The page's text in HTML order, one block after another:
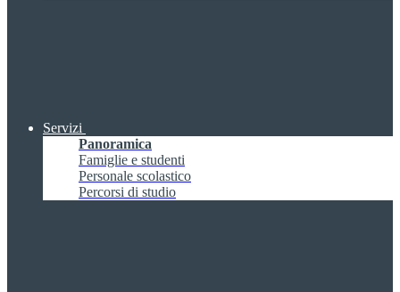
Servizi
Panoramica
Famiglie e studenti
Personale scolastico
Percorsi di studio